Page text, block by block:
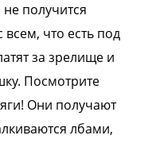
получится
всем, что есть под
за зрелище и
Посмотрите
Они получают
лбами,